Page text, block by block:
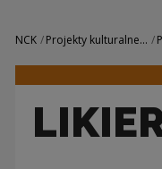
Navigation
NCK Projekty kulturalne...